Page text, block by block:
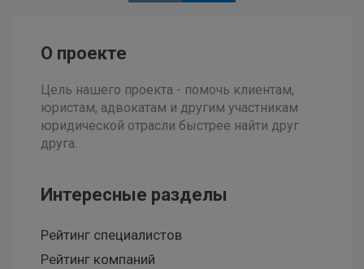
О проекте
Цель нашего проекта - помочь клиентам,
юристам, адвокатам и другим участникам
юридической отрасли быстрее найти друг
друга.
Интересные разделы
Рейтинг специалистов
Рейтинг компаний